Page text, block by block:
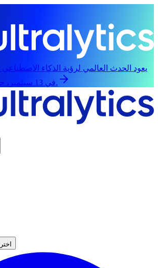
يعود الحدث العالمي لرؤية الذكاء الاصطناعي
في 13 سبتمبر، حضورياً وعبر الإنترنت.